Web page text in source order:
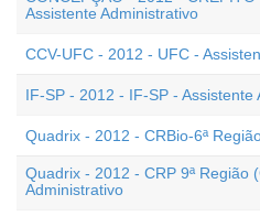
Assistente Administrativo
CCV-UFC - 2012 - UFC -
IF-SP - 2012 - IF-SP - Assistente
Quadrix - 2012 - CRBio-6ª
Quadrix - 2012 - CRP 9ª Região
Administrativo